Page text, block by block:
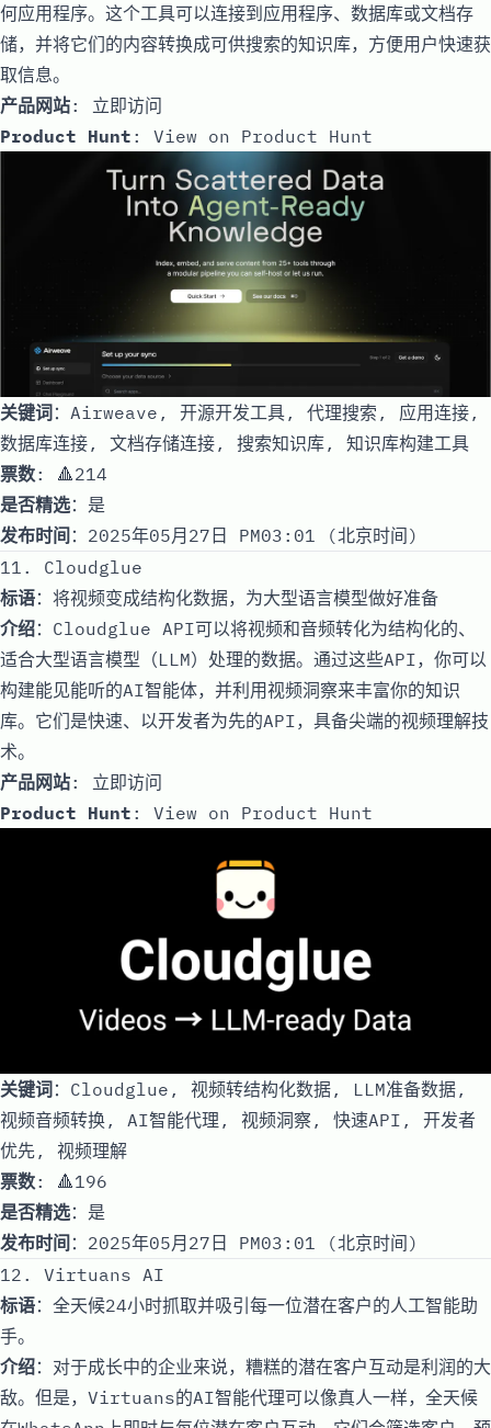
何应用程序。这个工具可以连接到应用程序、数据库或文档存
储，并将它们的内容转换成可供搜索的知识库，方便用户快速获
取信息。
产品网站: 立即访问
Product Hunt : View on Product Hunt
关键词：Airweave, 开源开发工具, 代理搜索, 应用连接,
数据库连接, 文档存储连接, 搜索知识库, 知识库构建工具
票数: 🔺214
是否精选：是
发布时间 ：2025年05月27日 PM03:01 (北京时间)
11. Cloudglue
标语：将视频变成结构化数据，为大型语言模型做好准备
介绍：Cloudglue API可以将视频和音频转化为结构化的、
适合大型语言模型（LLM）处理的数据。通过这些API，你可以
构建能见能听的AI智能体，并利用视频洞察来丰富你的知识
库。它们是快速、以开发者为先的API，具备尖端的视频理解技
术。
产品网站: 立即访问
Product Hunt : View on Product Hunt
关键词：Cloudglue, 视频转结构化数据, LLM准备数据,
视频音频转换, AI智能代理, 视频洞察, 快速API, 开发者
优先, 视频理解
票数: 🔺196
是否精选：是
发布时间 ：2025年05月27日 PM03:01 (北京时间)
12. Virtuans AI
标语：全天候24小时抓取并吸引每一位潜在客户的人工智能助
手。
介绍：对于成长中的企业来说，糟糕的潜在客户互动是利润的大
敌。但是，Virtuans的AI智能代理可以像真人一样，全天候